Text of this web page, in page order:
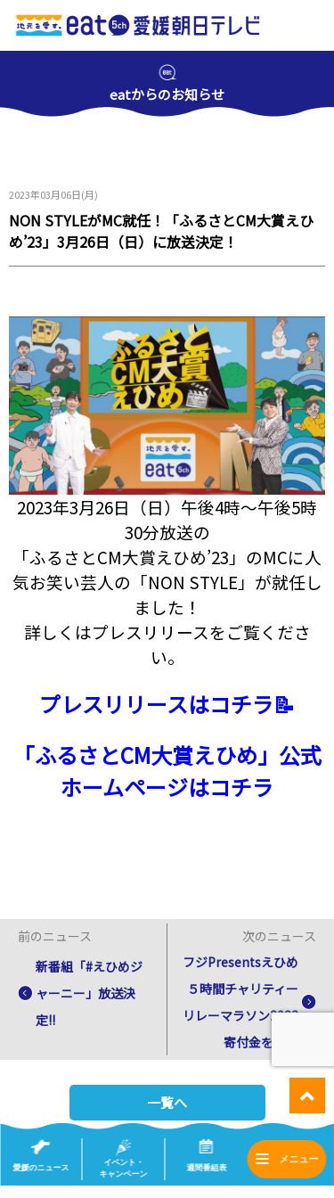
eatからのお知らせ
2023年03月06日(月)
NON STYLEがMC就任！「ふるさとCM大賞えひ
め’23」3月26日（日）に放送決定！
2023年3月26日（日）午後4時～午後5時
30分放送の
「ふるさとCM大賞えひめ’23」のMCに人
気お笑い芸人の「NON STYLE」が就任し
ました！
詳しくはプレスリリースをご覧くださ
い。
プレスリリースはコチラ📝
「ふるさとCM大賞えひめ」公式
ホームページはコチラ
前のニュース
新番組「#えひめジ
ャーニー」放送決
定!!
次のニュース
フジPresentsえひめ
５時間チャリティー
リレーマラソン2023
寄付金を贈呈
一覧へ
愛媛のニュース
イベント・
キャンペーン
週間番組表